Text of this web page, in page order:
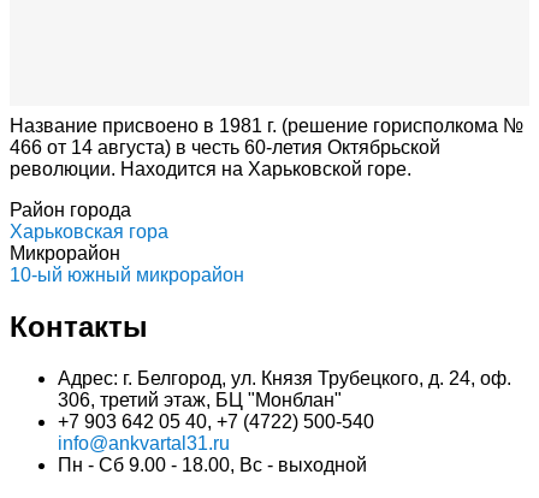
Название присвоено в 1981 г. (решение горисполкома №
466 от 14 августа) в честь 60-летия Октябрьской
революции. Находится на Харьковской горе.
Район города
Харьковская гора
Микрорайон
10-ый южный микрорайон
Контакты
Адрес: г. Белгород, ул. Князя Трубецкого, д. 24, оф.
306, третий этаж, БЦ "Монблан"
+7 903 642 05 40, +7 (4722) 500-540
info@ankvartal31.ru
Пн - Сб 9.00 - 18.00, Вс - выходной